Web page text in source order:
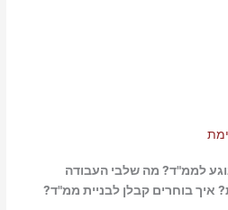
לממ"ד? מה שלבי העבודה
איך בוחרים קבלן לבניית ממ"ד?